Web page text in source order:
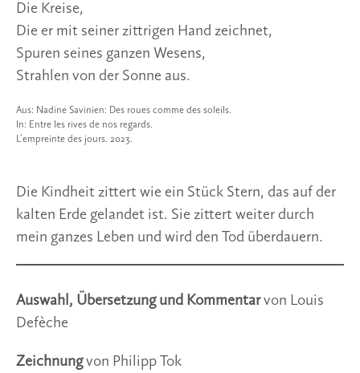
Die Kreise,
Die er mit seiner zittrigen Hand zeichnet,
Spuren seines ganzen Wesens,
Strahlen von der Sonne aus.
Aus: Nadine Savinien: Des roues comme des soleils.
In: Entre les rives de nos regards.
L’empreinte des jours. 2023.
Die Kindheit zittert wie ein Stück Stern, das auf der
kalten Erde gelandet ist. Sie zittert weiter durch
mein ganzes Leben und wird den Tod überdauern.
Auswahl, Übersetzung und Kommentarvon Louis
Defèche
Zeichnungvon Philipp Tok